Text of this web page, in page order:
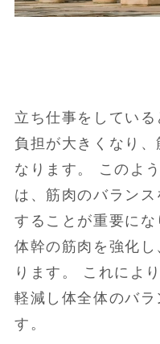
立ち仕事をしてい
負担が大きくなり
なります。 このよ
は、筋肉のバラン
することが重要にな
体幹の筋肉を強化
ります。 これによ
軽減し体全体のバ
す。